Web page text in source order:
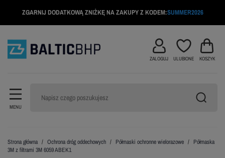
ZGARNIJ DODATKOWĄ ZNIŻKĘ NA ZAKUPY Z KODEM:SUMMER2026
MENU
ZALOGUJ ULUBIONE KOSZYK
Strona główna Ochrona dróg oddechowych Półmaski ochronne wielorazowe
Półmaska
3M z filtrami 3M 6059 ABEK1